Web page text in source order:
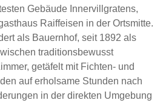
Gebäude Innervillgratens,
Raiffeisen in der Ortsmitte.
als Bauernhof, seit 1892 als
traditionsbewusst
getäfelt mit Fichten- und
auf erholsame Stunden nach
in der direkten Umgebung